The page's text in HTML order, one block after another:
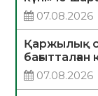
07.08.2026
Қаржылық
бағытталған
07.08.2026